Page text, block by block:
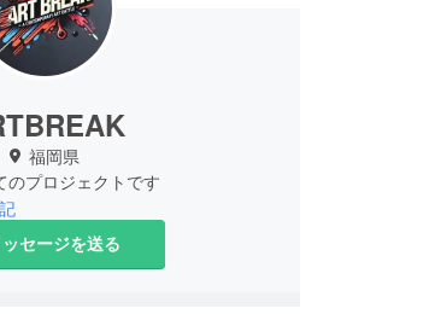
福岡県
のプロジェクトです
セージを送る